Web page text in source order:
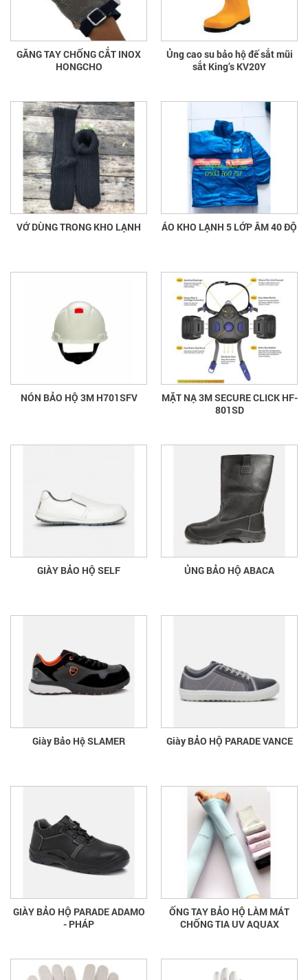
GĂNG TAY CHỐNG CẮT INOX
HONGCHO
Ủng cao su bảo hộ đế sắt mũi
sắt King’s KV20Y
VỚ DÙNG TRONG KHO LẠNH ÁO KHO LẠNH 5 LỚP ÂM 40 ĐỘ
NÓN BẢO HỘ 3M H701SFV
MẶT NẠ 3M SECURE CLICK HF-
801SD
GIÀY BẢO HỘ SELF ỦNG BẢO HỘ ABACA
Giày Bảo Hộ SLAMER Giày BẢO HỘ PARADE VANCE
GIÀY BẢO HỘ PARADE ADAMO
- PHÁP
ỐNG TAY BẢO HỘ LÀM MÁT
CHỐNG TIA UV AQUAX